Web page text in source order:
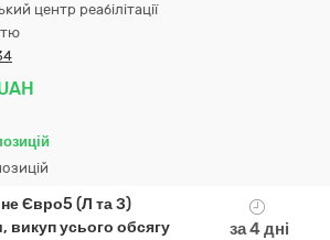
центр реабілітації
Євро5 (Л та З)
викуп усього обсягу
за 4 дні